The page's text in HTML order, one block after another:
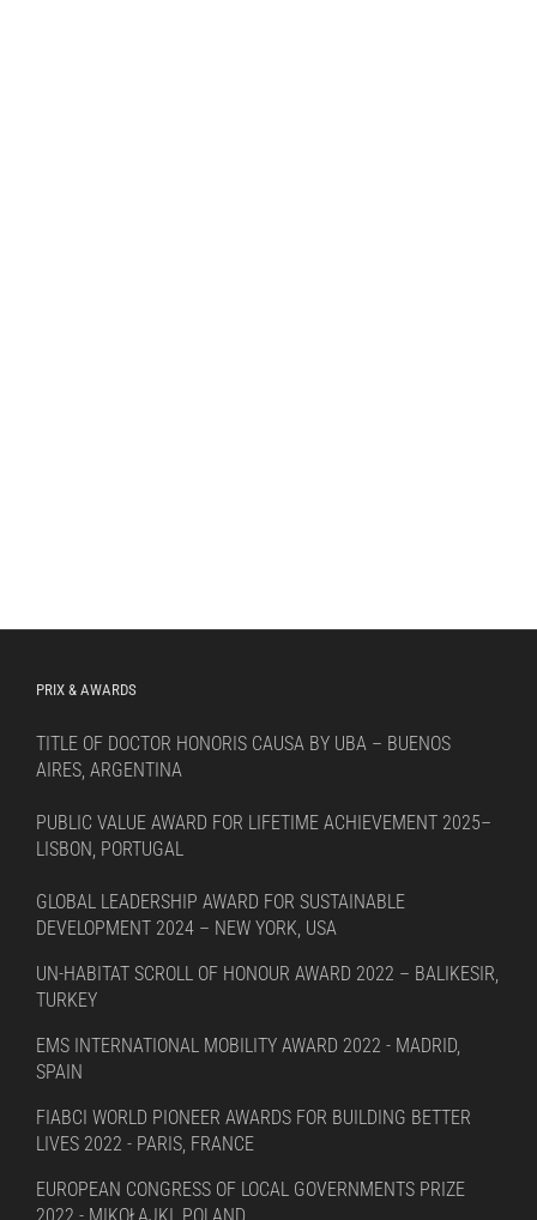
PRIX & AWARDS
TITLE OF DOCTOR HONORIS CAUSA BY UBA – BUENOS
AIRES, ARGENTINA
PUBLIC VALUE AWARD FOR LIFETIME ACHIEVEMENT 2025–
LISBON, PORTUGAL
GLOBAL LEADERSHIP AWARD FOR SUSTAINABLE
DEVELOPMENT 2024 – NEW YORK, USA
UN-HABITAT SCROLL OF HONOUR AWARD 2022 – BALIKESIR,
TURKEY
EMS INTERNATIONAL MOBILITY AWARD 2022 - MADRID,
SPAIN
FIABCI WORLD PIONEER AWARDS FOR BUILDING BETTER
LIVES 2022 - PARIS, FRANCE
EUROPEAN CONGRESS OF LOCAL GOVERNMENTS PRIZE
2022 - MIKOŁAJKI, POLAND